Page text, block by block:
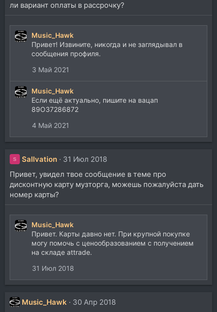
ли вариант оплаты в рассрочку?
Music_Hawk
Привет! Извините, никогда и не заглядывал в
сообщения профиля.
3 Май 2021
Music_Hawk
Если ещё актуально, пишите на вацап
89О37286872
4 Май 2021
S Sallvation
31 Июл 2018
Привет, увидел твое сообщение в теме про
дисконтную карту музторга, можешь пожалуйста дать
номер карты?
Music_Hawk
Привет. Карты давно нет. При крупной покупке
могу помочь с ценообразованием с получением
на складе attrade.
31 Июл 2018
Music_Hawk
30 Апр 2018